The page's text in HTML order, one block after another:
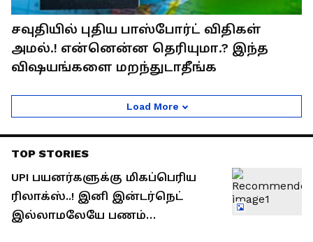
சவுதியில் புதிய பாஸ்போர்ட் விதிகள்
அமல்.! என்னென்ன தெரியுமா.? இந்த
விஷயங்களை மறந்துடாதீங்க
Load More
TOP STORIES
UPI பயனர்களுக்கு மிகப்பெரிய
ரிலாக்ஸ்..! இனி இன்டர்நெட்
இல்லாமலேயே பணம்